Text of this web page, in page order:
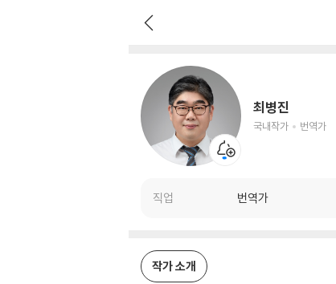
최병진
국내작가 번역가
직업 번역가
작가 소개